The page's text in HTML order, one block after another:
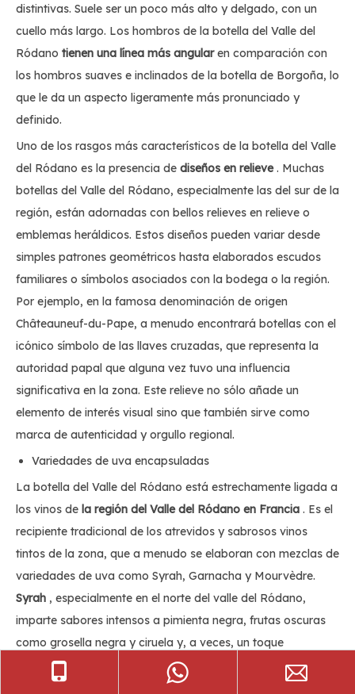
distintivas. Suele ser un poco más alto y delgado, con un
cuello más largo. Los hombros de la botella del Valle del
Ródano tienen una línea más angularen comparación con
los hombros suaves e inclinados de la botella de Borgoña, lo
que le da un aspecto ligeramente más pronunciado y
definido.
Uno de los rasgos más característicos de la botella del Valle
del Ródano es la presencia de diseños en relieve. Muchas
botellas del Valle del Ródano, especialmente las del sur de la
región, están adornadas con bellos relieves en relieve o
emblemas heráldicos. Estos diseños pueden variar desde
simples patrones geométricos hasta elaborados escudos
familiares o símbolos asociados con la bodega o la región.
Por ejemplo, en la famosa denominación de origen
Châteauneuf-du-Pape, a menudo encontrará botellas con el
icónico símbolo de las llaves cruzadas, que representa la
autoridad papal que alguna vez tuvo una influencia
significativa en la zona. Este relieve no sólo añade un
elemento de interés visual sino que también sirve como
marca de autenticidad y orgullo regional.
Variedades de uva encapsuladas
La botella del Valle del Ródano está estrechamente ligada a
los vinos de la región del Valle del Ródano en Francia . Es el
recipiente tradicional de los atrevidos y sabrosos vinos
tintos de la zona, que a menudo se elaboran con mezclas de
variedades de uva como Syrah, Garnacha y Mourvèdre.
Syrah , especialmente en el norte del valle del Ródano,
imparte sabores intensos a pimienta negra, frutas oscuras
como grosella negra y ciruela y, a veces, un toque
ahumado.
, que se encuentra más
comúnmente en el sur del valle del Ródano, aporta notas de